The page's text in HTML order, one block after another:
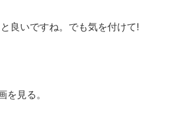
良いですね。でも気を付けて!
を見る。